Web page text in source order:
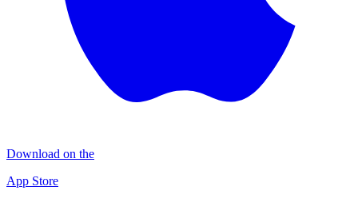
Download on the
App Store